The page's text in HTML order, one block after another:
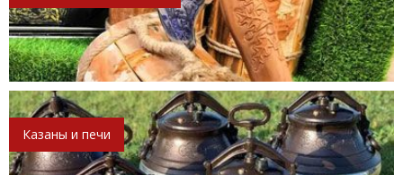
Казаны и печи